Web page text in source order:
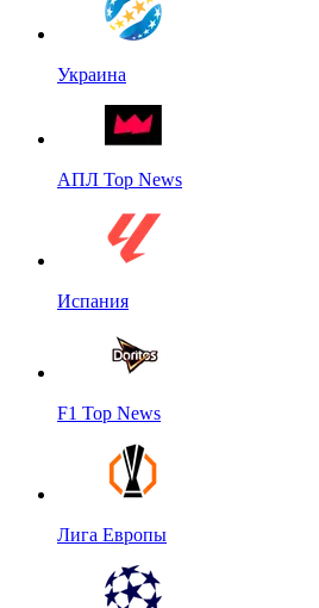
Украина
АПЛ Top News
Испания
F1 Top News
Лига Европы